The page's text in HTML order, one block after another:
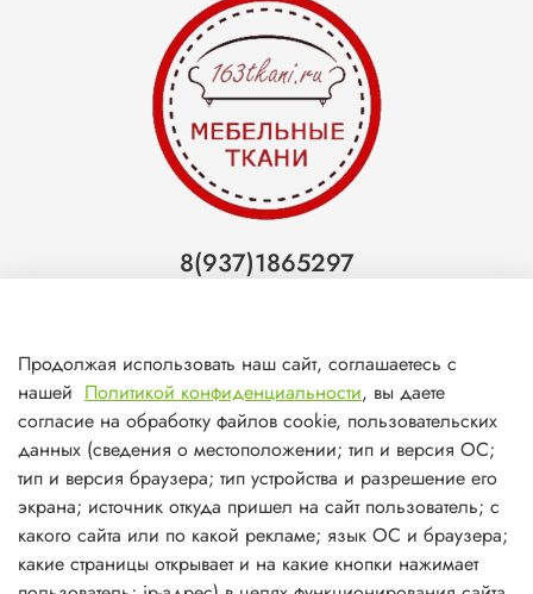
8(937)1865297
Самара (ТЦ МегаМебель)
8(927)7360008
Самара (ст.м. Победа)
Продолжая использовать наш сайт, соглашаетесь с
нашей Политикой конфиденциальности, вы даете
согласие на обработку файлов cookie, пользовательских
данных (сведения о местоположении; тип и версия ОС;
тип и версия браузера; тип устройства и разрешение его
экрана; источник откуда пришел на сайт пользователь; с
какого сайта или по какой рекламе; язык ОС и браузера;
какие страницы открывает и на какие кнопки нажимает